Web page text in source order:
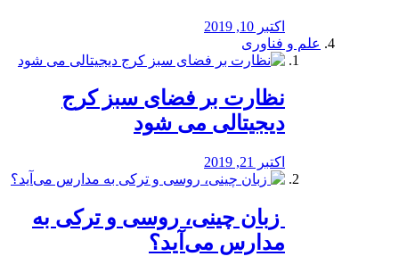
اکتبر 10, 2019
علم و فناوری
نظارت بر فضای سبز کرج
دیجیتالی می شود
اکتبر 21, 2019
️ زبان چینی، روسی و ترکی به
مدارس می‌آید؟